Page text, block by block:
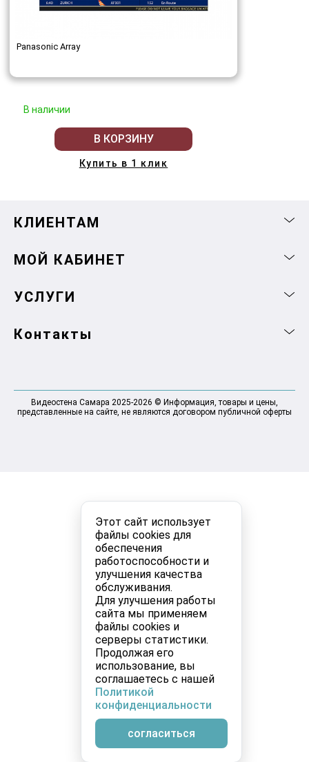
Этот сайт использует
файлы cookies для
обеспечения
работоспособности и
улучшения качества
обслуживания.
Для улучшения работы
сайта мы применяем
файлы cookies и
серверы статистики.
Продолжая его
использование, вы
соглашаетесь с нашей
Политикой
конфиденциальности
согласиться
Panasonic Array
В наличии
В КОРЗИНУ
Купить в 1 клик
КЛИЕНТАМ
МОЙ КАБИНЕТ
УСЛУГИ
Контакты
Видеостена Самара 2025-2026 © Информация, товары и цены,
представленные на сайте, не являются договором публичной оферты